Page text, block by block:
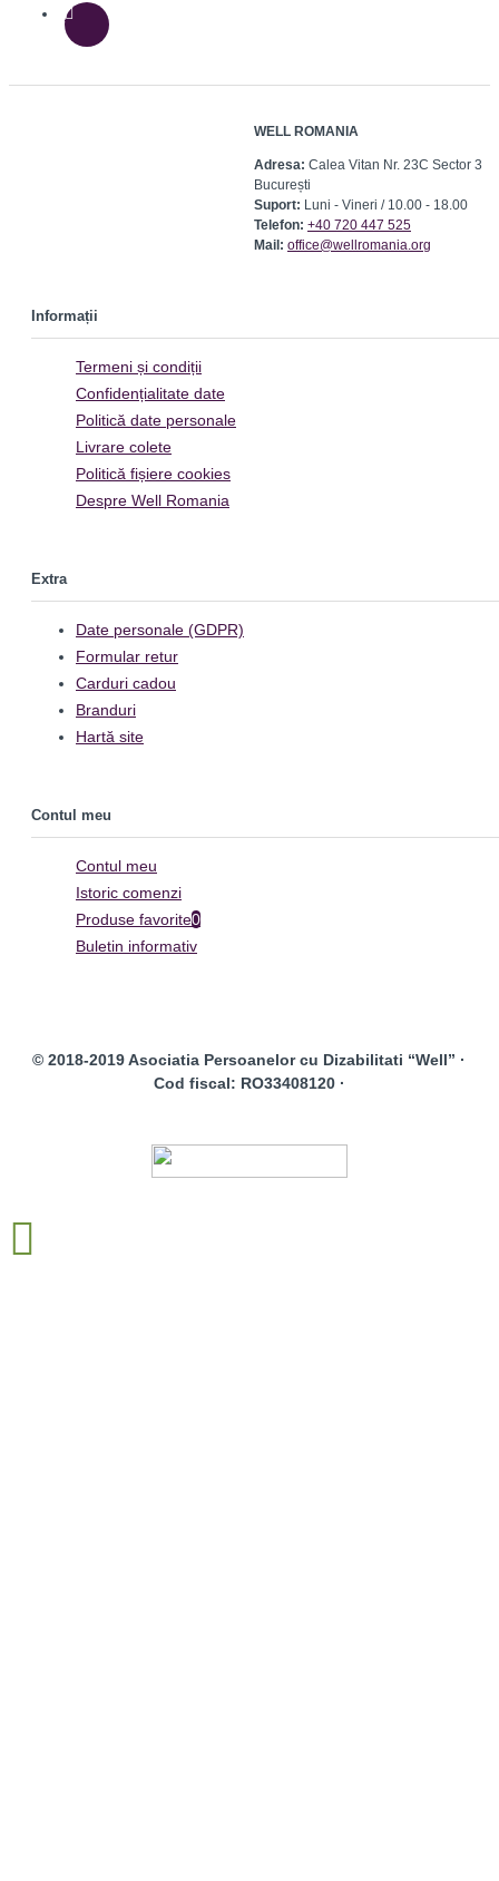
WELL ROMANIA
Adresa: Calea Vitan Nr. 23C Sector 3
București
Suport: Luni - Vineri / 10.00 - 18.00
Telefon: +40 720 447 525
Mail: office@wellromania.org
Informații
Termeni și condiții
Confidențialitate date
Politică date personale
Livrare colete
Politică fișiere cookies
Despre Well Romania
Extra
Date personale (GDPR)
Formular retur
Carduri cadou
Branduri
Hartă site
Contul meu
Contul meu
Istoric comenzi
Produse favorite0
Buletin informativ
© 2018-2019 Asociatia Persoanelor cu Dizabilitati “Well” ·
Cod fiscal: RO33408120 ·